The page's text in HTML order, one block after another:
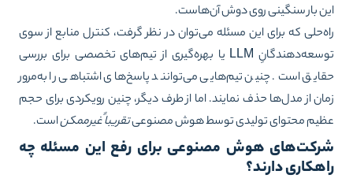
بار سنگینی روی دوش آن‌هاست.
که برای این مسئله می‌توان در نظر گرفت، کنترل منابع از سوی
توسعه‌دهندگانِ LLM یا بهره‌گیری از تیم‌های تخصصی برای بررسی
است. چنین تیم‌هایی می‌توانند پاسخ‌های اشتباهی را به‌مرور
از مدل‌ها حذف نمایند. اما از طرف دیگر، چنین رویکردی برای حجم
محتوای تولیدی توسط هوش مصنوعیتقریباً غیرممکناست.
هوش مصنوعی برای رفع این مسئله چه
دارند؟